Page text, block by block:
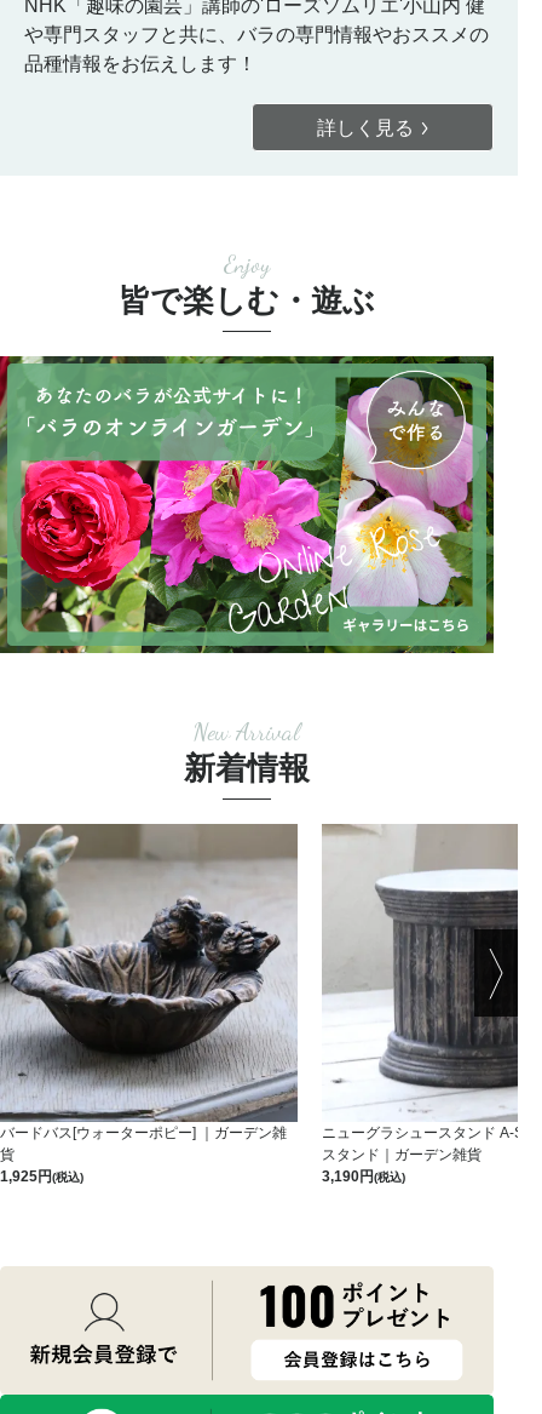
NHK「趣味の園芸」講師の'ローズソムリエ'小山内 健
や専門スタッフと共に、バラの専門情報やおススメの
品種情報をお伝えします！
詳しく見る
Enjoy
皆で楽しむ・遊ぶ
New Arrival
新着情報
バードバス[ウォーターポピー] ｜ガーデン雑
貨
1,925
(税込)
ニューグラシュースタンド A-S-
スタンド｜ガーデン雑貨
3,190
(税込)